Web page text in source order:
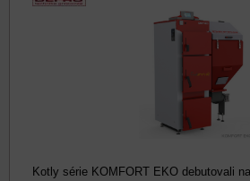
Kotly série KOMFORT EKO debutovali